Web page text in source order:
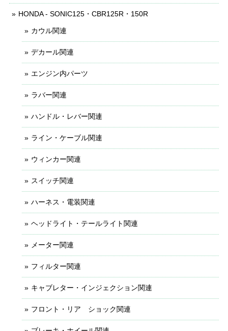
HONDA - SONIC125・CBR125R・150R
カウル関連
デカール関連
エンジン内パーツ
ラバー関連
ハンドル・レバー関連
ライン・ケーブル関連
ウィンカー関連
スイッチ関連
ハーネス・電装関連
ヘッドライト・テールライト関連
メーター関連
フィルター関連
キャブレター・インジェクション関連
フロント・リア ショック関連